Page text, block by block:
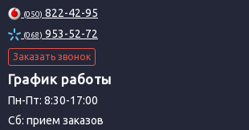
(050) 822-42-95
(068) 953-52-72
Заказать звонок
График работы
Пн-Пт: 8:30-17:00
Сб: прием заказов